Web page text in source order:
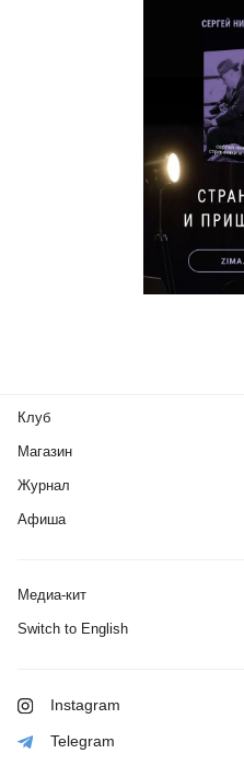
Клуб
Магазин
Журнал
Афиша
Медиа-кит
Switch to English
Instagram
Telegram